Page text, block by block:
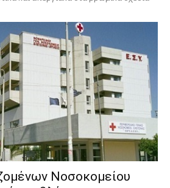
Νοσοκομείου